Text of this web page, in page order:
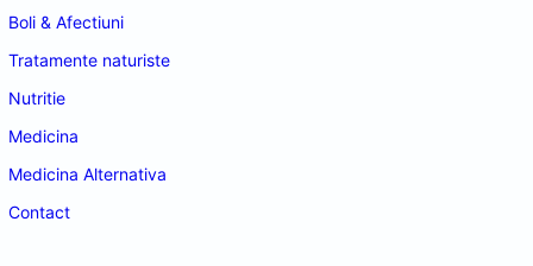
Boli & Afectiuni
Tratamente naturiste
Nutritie
Medicina
Medicina Alternativa
Contact